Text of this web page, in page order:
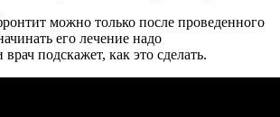
можно только после проведенного
его лечение надо
подскажет, как это сделать.